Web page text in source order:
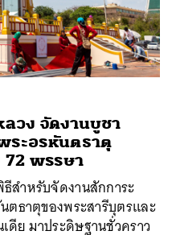
วง จัดงานบูชา
ระอรหันตธาตุ
72 พรรษา
สำหรับจัดงานสักการะ
ตธาตุของพระสารีบุตรและ
ดีย มาประดิษฐานชั่วคราว